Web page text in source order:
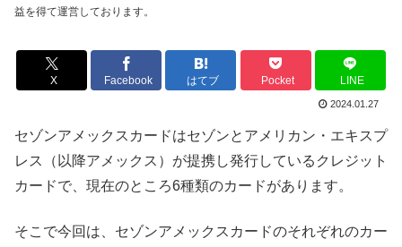
益を得て運営しております。
X Facebook はてブ Pocket LINE
2024.01.27
セゾンアメックスカードはセゾンとアメリカン・エキスプ
レス（以降アメックス）が提携し発行しているクレジット
カードで、現在のところ6種類のカードがあります。
そこで今回は、セゾンアメックスカードのそれぞれのカー